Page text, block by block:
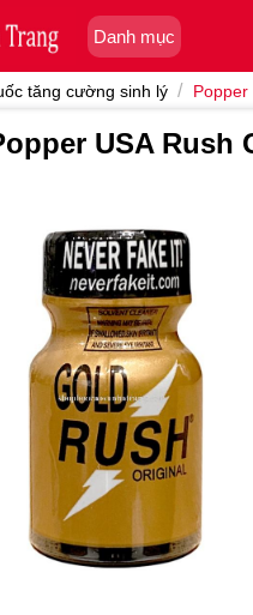
Danh mục
tăng cường sinh lý / Popper
USA Rush